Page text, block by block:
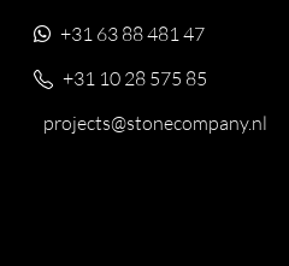
+31 63 88 481 47
+31 10 28 575 85
projects@stonecompany.nl